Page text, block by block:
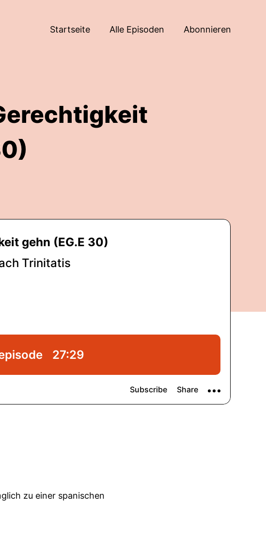
Startseite Alle Episoden Abonnieren
zu einer spanischen